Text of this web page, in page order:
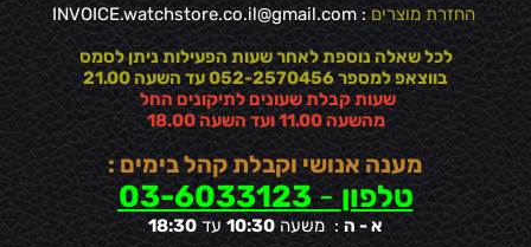
החזרת מוצרים:
INVOICE.watchstore.co.il@gmail.com
לכל שאלה נוספת לאחר שעות הפעילות ניתן לסמס
בווצאפ למספר 052-2570456 עד השעה 21.00
שעות קבלת שעונים לתיקונים החל
מהשעה 11.00 ועד השעה 18.00
מענה אנושי וקבלת קהל בימים :
טלפון -
03-6033123
א - ה : משעה10:30 עד 18:30